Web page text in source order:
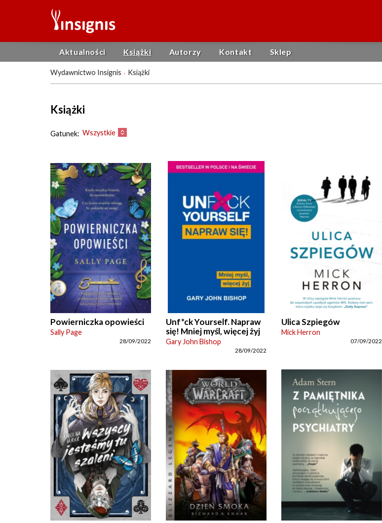
Aktualności Książki Autorzy Kontakt Sklep
Wydawnictwo Insignis Książki
Książki
Gatunek: Wszystkie
Powierniczka opowieści
Sally Page
28/09/2022
Unf*ck Yourself. Napraw
się! Mniej myśl, więcej żyj
Gary John Bishop
28/09/2022
Ulica Szpiegów
Mick Herron
07/09/2022